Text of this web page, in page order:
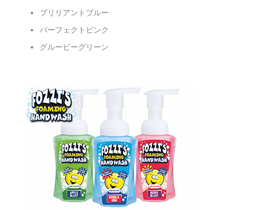
ブリリアントブルー
パーフェクトピンク
グルービーグリーン